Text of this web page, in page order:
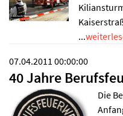
...
07.04.2011 00:00:00
40 Jahre
Die